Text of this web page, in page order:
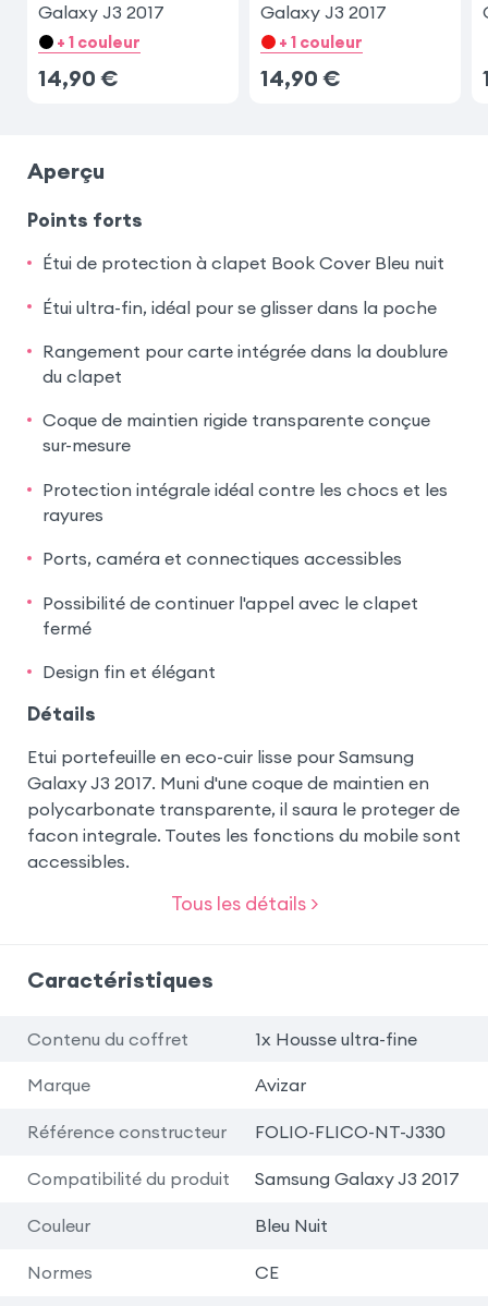
Galaxy J3 2017
+ 1 couleur
14,90 €
Galaxy J3 2017
+ 1 couleur
14,90 €
Aperçu
Points forts
Étui de protection à clapet Book Cover Bleu nuit
Étui ultra-fin, idéal pour se glisser dans la poche
Rangement pour carte intégrée dans la doublure
du clapet
Coque de maintien rigide transparente conçue
sur-mesure
Protection intégrale idéal contre les chocs et les
rayures
Ports, caméra et connectiques accessibles
Possibilité de continuer l'appel avec le clapet
fermé
Design fin et élégant
Détails
Etui portefeuille en eco-cuir lisse pour Samsung
Galaxy J3 2017. Muni d'une coque de maintien en
polycarbonate transparente, il saura le proteger de
facon integrale. Toutes les fonctions du mobile sont
accessibles.
Tous les détails >
Caractéristiques
Contenu du coffret 1x Housse ultra-fine
Marque Avizar
Référence constructeur FOLIO-FLICO-NT-J330
Compatibilité du produit Samsung Galaxy J3 2017
Couleur Bleu Nuit
Normes CE